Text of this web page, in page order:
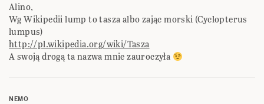
Alino,
Wg Wikipedii lump to tasza albo zając morski (Cyclopterus
lumpus)
http://pl.wikipedia.org/wiki/Tasza
A swoją drogą ta nazwa mnie zauroczyła
NEMO